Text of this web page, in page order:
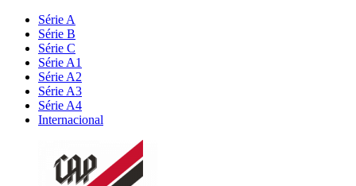
Série A
Série B
Série C
Série A1
Série A2
Série A3
Série A4
Internacional